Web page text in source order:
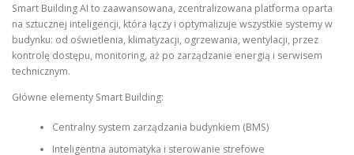
Smart Building AI to zaawansowana, zcentralizowana platforma oparta
na sztucznej inteligencji, która łączy i optymalizuje wszystkie systemy w
budynku: od oświetlenia, klimatyzacji, ogrzewania, wentylacji, przez
kontrolę dostępu, monitoring, aż po zarządzanie energią i serwisem
technicznym.
Główne elementy Smart Building:
Centralny system zarządzania budynkiem (BMS)
Inteligentna automatyka i sterowanie strefowe